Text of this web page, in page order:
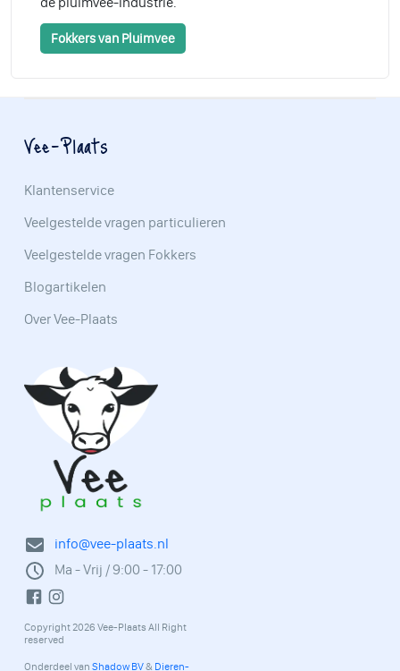
Fokkers van Pluimvee
info@vee-plaats.nl
Ma - Vrij / 9:00 - 17:00
Copyright 2026 Vee-Plaats All Right
reserved
Onderdeel van Shadow BV& Dieren-
Vee-Plaats
Klantenservice
Veelgestelde vragen particulieren
Veelgestelde vragen Fokkers
Blogartikelen
Over Vee-Plaats